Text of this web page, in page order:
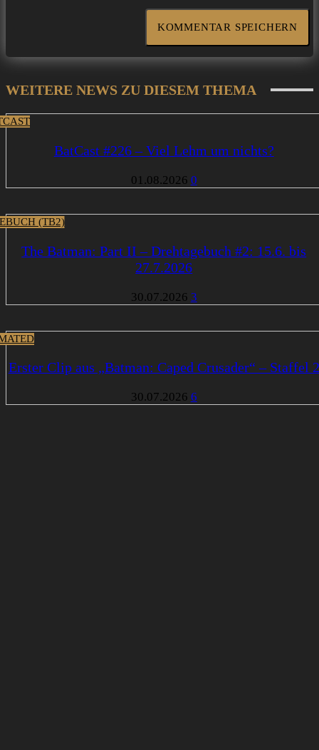
WEITERE NEWS ZU DIESEM THEMA
BatCast #226 – Viel Lehm um nichts?
01.08.2026 0
(TB2)
The Batman: Part II – Drehtagebuch #2: 15.6. bis
27.7.2026
30.07.2026 3
Erster Clip aus „Batman: Caped Crusader“ – Staffel 2
30.07.2026 6